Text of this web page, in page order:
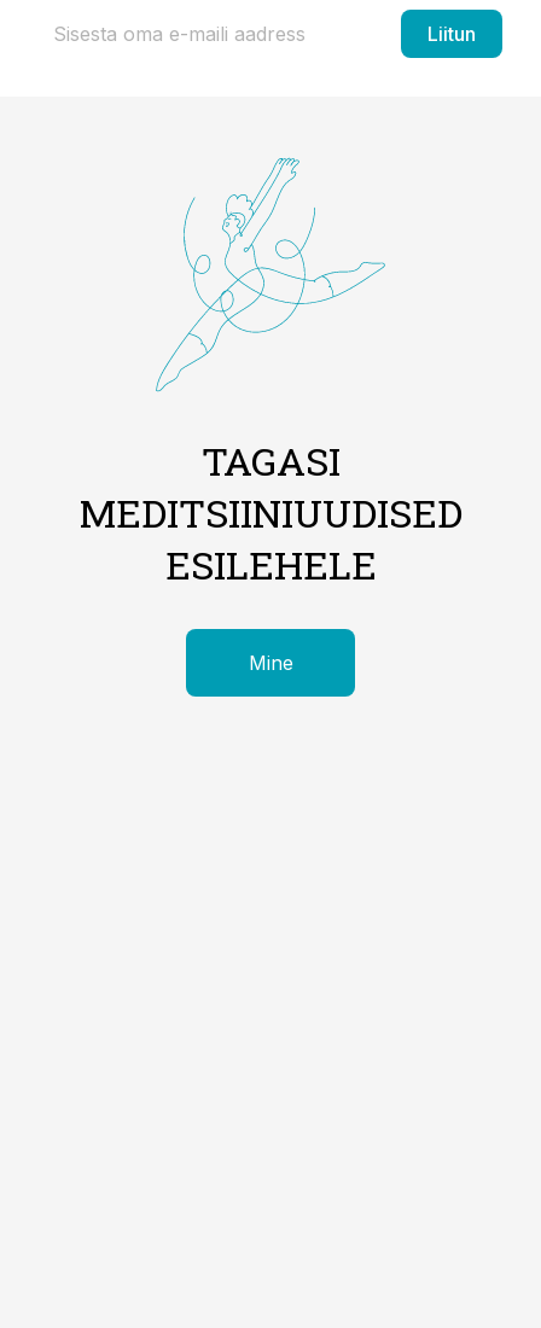
Liitun
TAGASI
MEDITSIINIUUDISED
ESILEHELE
Mine